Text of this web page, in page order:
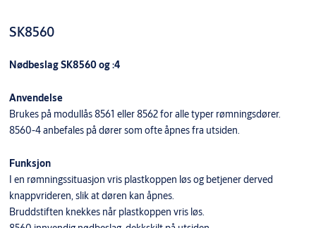
SK8560
Nødbeslag SK8560 og :4
Anvendelse
Brukes på modullås 8561 eller 8562 for alle typer rømningsdører.
8560-4 anbefales på dører som ofte åpnes fra utsiden.
Funksjon
I en rømningssituasjon vris plastkoppen løs og betjener derved
knappvrideren, slik at døren kan åpnes.
Bruddstiften knekkes når plastkoppen vris løs.